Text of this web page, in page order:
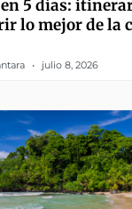
5 días:
lo mejor de la
julio 8, 2026